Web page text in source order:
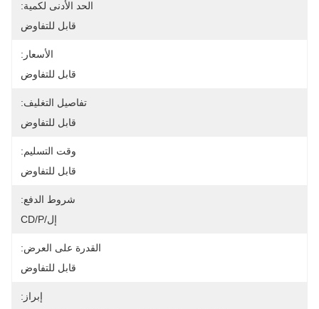
الحد الأدنى لكمية:
قابل للتفاوض
الأسعار:
قابل للتفاوض
تفاصيل التغليف:
قابل للتفاوض
وقت التسليم:
قابل للتفاوض
شروط الدفع:
إل/CD/P
القدرة على العرض:
قابل للتفاوض
إبراز: